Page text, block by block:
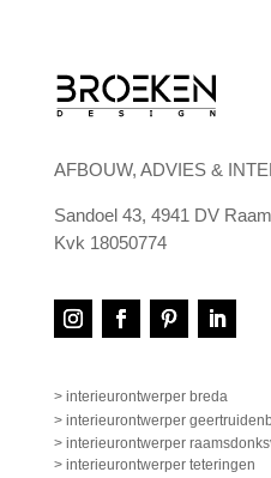
AFBOUW, ADVIES &
Sandoel 43, 4941 DV
Kvk 18050774
> interieurontwerper breda
> interieurontwerper
> interieurontwerper
> interieurontwerper teteringen